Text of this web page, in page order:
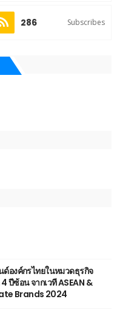
286 Subscribes
องค์กรไทยในหมวดธุรกิจ
ซ้อน จากเวที ASEAN &
Brands 2024